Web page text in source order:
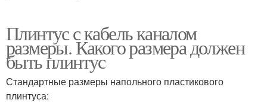
Плинтус с кабель каналом
размеры. Какого размера должен
быть плинтус
Стандартные размеры напольного пластикового
плинтуса: